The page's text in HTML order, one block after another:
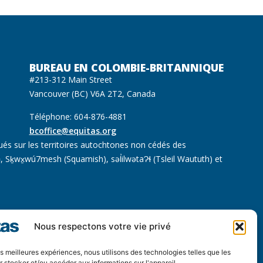
Nous respectons votre vie privé
meilleures expériences, nous utilisons des technologies telles que les
BUREAU EN COLOMBIE-BRITANNIQUE
#213-312 Main Street
Vancouver (BC) V6A 2T2, Canada
Téléphone: 604-876-4881
bcoffice@equitas.org
sur les territoires autochtones non cédés des
Sḵwx̱wú7mesh (Squamish), səl̓ilwətaɁɬ (Tsleil Waututh) et